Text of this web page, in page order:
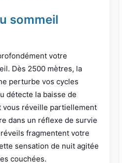
sommeil
votre
Dès 2500 mètres, la
perturbe vos cycles
détecte la baisse de
vous réveille partiellement
dans un réflexe de survie
fragmentent votre
sensation de nuit agitée
couchées.